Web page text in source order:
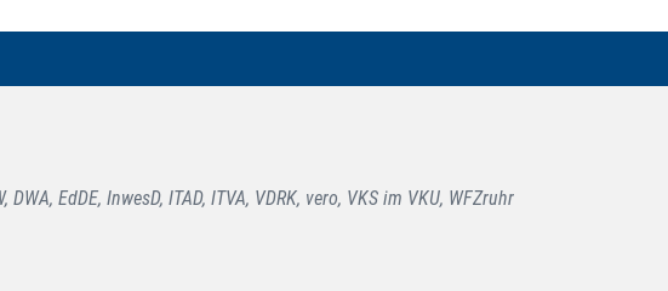
DWA, EdDE, InwesD, ITAD, ITVA, VDRK, vero, VKS im VKU, WFZruhr